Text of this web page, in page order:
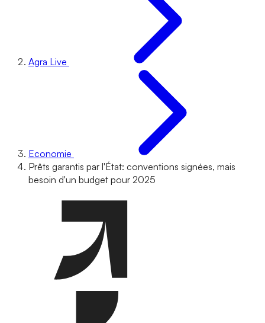
Agra Live
Economie
Prêts garantis par l'État: conventions signées, mais
besoin d'un budget pour 2025